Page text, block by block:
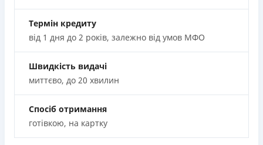
Термін кредиту
від 1 дня до 2 років, залежно від умов МФО
Швидкість видачі
миттєво, до 20 хвилин
Спосіб отримання
готівкою, на картку